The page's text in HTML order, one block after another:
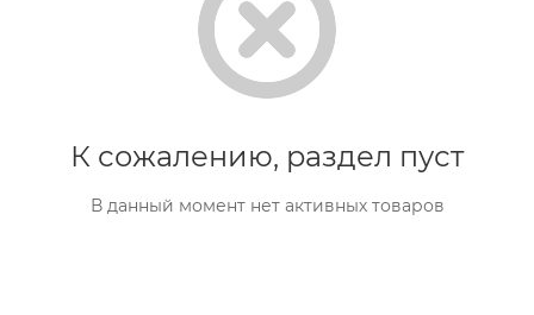
К сожалению, раздел пуст
В данный момент нет активных товаров